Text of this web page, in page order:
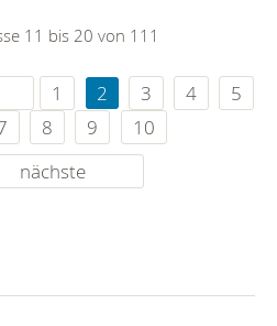
11 bis 20 von 111
1 2 3 4
5
8 9
10
nächste